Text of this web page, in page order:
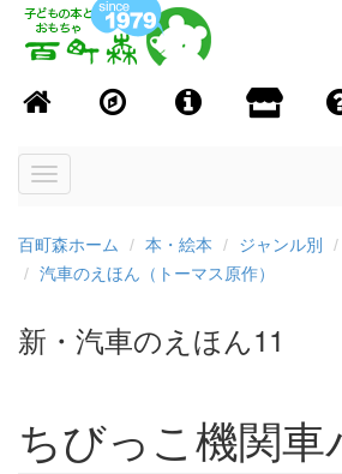
Toggle
百町森ホーム 本・絵本 ジャンル別
汽車のえほん（トーマス原作）
新・汽車のえほん11
ちびっこ機関車